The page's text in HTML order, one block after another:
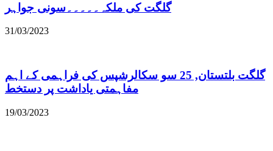
گلگت کی ملکہ۔۔۔۔۔سونی جواہر
31/03/2023
گلگت بلتستان, 25 سو سکالرشپس کی فراہمی کے اہم
مفاہمتی یاداشت پر دستخط
19/03/2023